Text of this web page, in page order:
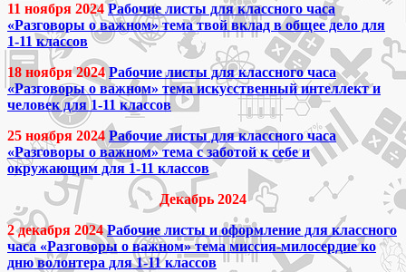
11 ноября 2024 Рабочие листы для классного часа
«Разговоры о важном» тема твой вклад в общее дело для
1-11 классов
18 ноября 2024 Рабочие листы для классного часа
«Разговоры о важном» тема искусственный интеллект и
человек для 1-11 классов
25 ноября 2024 Рабочие листы для классного часа
«Разговоры о важном» тема с заботой к себе и
окружающим для 1-11 классов
Декабрь 2024
2 декабря 2024Рабочие листы и оформление для классного
часа «Разговоры о важном» тема миссия-милосердие ко
дню волонтера для 1-11 классов